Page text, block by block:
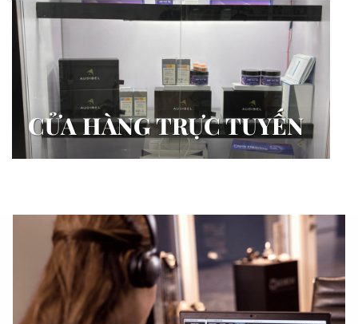
CỬA HÀNG TRỰC TUYẾN